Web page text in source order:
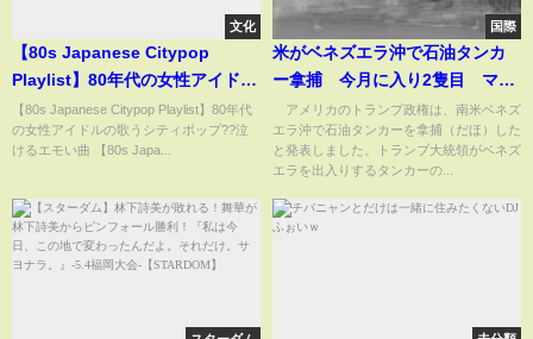
文化
【80s Japanese Citypop
Playlist】80年代の女性アイドル
の歌うシティポップ??泣けるエ
モい曲
【80s Japanese Citypop Playlist】80年代
の女性アイドルの歌うシティポップ??泣
けるエモい曲 【80s Japa...
国際
米がベネズエラ沖で石油タンカ
ー拿捕 今月に入り2隻目 マド
ゥロ大統領は護衛を指示(2025年
12月21日)
アメリカのトランプ政権は、南米ベネズ
エラ沖で石油タンカーを拿捕（だほ）した
と発表しました。トランプ大統領がベネズ
エラを出入りするタンカーの...